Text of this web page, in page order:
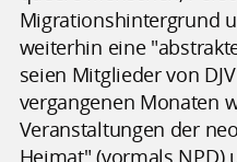
Migrationshintergrund
weiterhin eine
seien Mitglieder von
vergangenen Monaten
Veranstaltungen der
Heimat" (vormals NPD)